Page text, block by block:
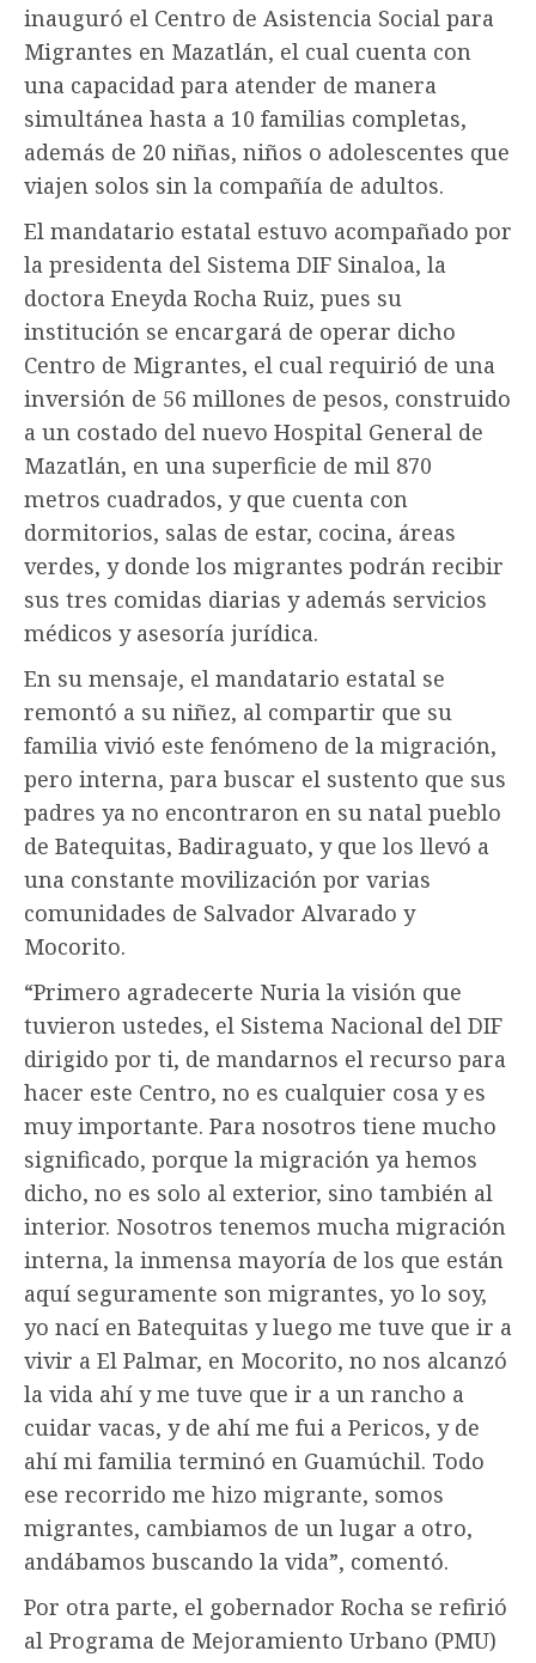
inauguró el Centro de Asistencia Social para
Migrantes en Mazatlán, el cual cuenta con
una capacidad para atender de manera
simultánea hasta a 10 familias completas,
además de 20 niñas, niños o adolescentes que
viajen solos sin la compañía de adultos.
El mandatario estatal estuvo acompañado por
la presidenta del Sistema DIF Sinaloa, la
doctora Eneyda Rocha Ruiz, pues su
institución se encargará de operar dicho
Centro de Migrantes, el cual requirió de una
inversión de 56 millones de pesos, construido
a un costado del nuevo Hospital General de
Mazatlán, en una superficie de mil 870
metros cuadrados, y que cuenta con
dormitorios, salas de estar, cocina, áreas
verdes, y donde los migrantes podrán recibir
sus tres comidas diarias y además servicios
médicos y asesoría jurídica.
En su mensaje, el mandatario estatal se
remontó a su niñez, al compartir que su
familia vivió este fenómeno de la migración,
pero interna, para buscar el sustento que sus
padres ya no encontraron en su natal pueblo
de Batequitas, Badiraguato, y que los llevó a
una constante movilización por varias
comunidades de Salvador Alvarado y
Mocorito.
“Primero agradecerte Nuria la visión que
tuvieron ustedes, el Sistema Nacional del DIF
dirigido por ti, de mandarnos el recurso para
hacer este Centro, no es cualquier cosa y es
muy importante. Para nosotros tiene mucho
significado, porque la migración ya hemos
dicho, no es solo al exterior, sino también al
interior. Nosotros tenemos mucha migración
interna, la inmensa mayoría de los que están
aquí seguramente son migrantes, yo lo soy,
yo nací en Batequitas y luego me tuve que ir a
vivir a El Palmar, en Mocorito, no nos alcanzó
la vida ahí y me tuve que ir a un rancho a
cuidar vacas, y de ahí me fui a Pericos, y de
ahí mi familia terminó en Guamúchil. Todo
ese recorrido me hizo migrante, somos
migrantes, cambiamos de un lugar a otro,
andábamos buscando la vida”, comentó.
Por otra parte, el gobernador Rocha se refirió
al Programa de Mejoramiento Urbano (PMU)